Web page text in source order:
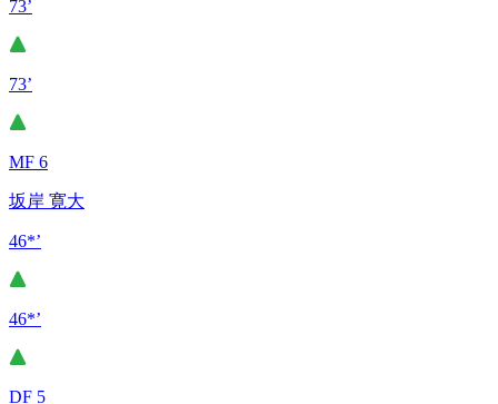
73’
73’
MF 6
坂岸 寛大
46*’
46*’
DF 5